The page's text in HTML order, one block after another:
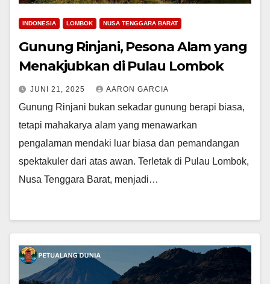
INDONESIA LOMBOK NUSA TENGGARA BARAT
Gunung Rinjani, Pesona Alam yang
Menakjubkan di Pulau Lombok
JUNI 21, 2025 AARON GARCIA
Gunung Rinjani bukan sekadar gunung berapi biasa,
tetapi mahakarya alam yang menawarkan
pengalaman mendaki luar biasa dan pemandangan
spektakuler dari atas awan. Terletak di Pulau Lombok,
Nusa Tenggara Barat, menjadi…